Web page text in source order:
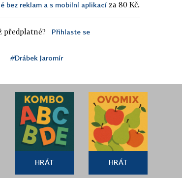
bez reklam a s mobilní aplikací za 80 Kč.
předplatné? Přihlaste se
#Drábek Jaromír
HRÁT HRÁT